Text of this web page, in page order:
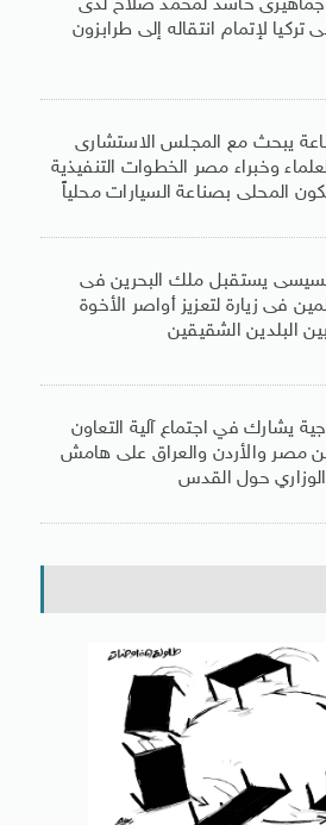
جماهيرى حاشد لمحمد صلاح لدى
تركيا لإتمام انتقاله إلى طرابزون
يبحث مع المجلس الاستشارى
وخبراء مصر الخطوات التنفيذية
المحلى بصناعة السيارات محلياً
يستقبل ملك البحرين فى
فى زيارة لتعزيز أواصر الأخوة
البلدين الشقيقين
يشارك في اجتماع آلية التعاون
مصر والأردن والعراق على هامش
الوزاري حول القدس